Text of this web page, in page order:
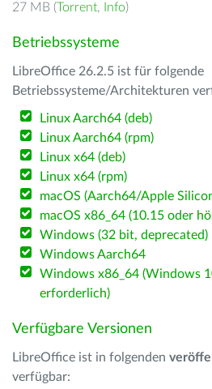
27 MB (Torrent, Info)
Betriebssysteme
LibreOffice 26.2.5 ist für folgende
Betriebssysteme/Architekturen
Linux Aarch64 (deb)
Linux Aarch64 (rpm)
Linux x64 (deb)
Linux x64 (rpm)
macOS (Aarch64/Apple
macOS x86_64 (10.15 oder
Windows (32 bit, deprecated)
Windows Aarch64
Windows x86_64 (Windows
erforderlich)
Verfügbare Versionen
LibreOffice ist in folgenden
verfügbar: